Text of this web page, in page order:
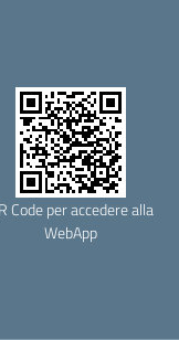
Code per accedere alla
WebApp